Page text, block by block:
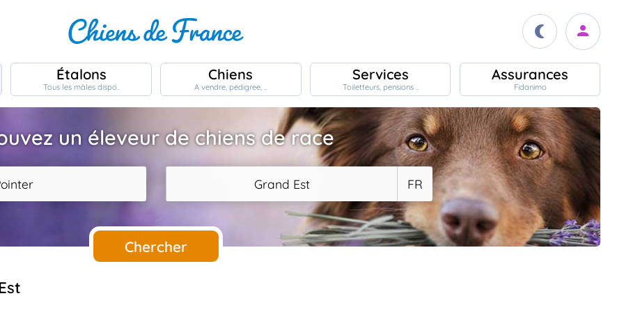
Étalons
Tous les mâles dispo..
Chiens
A vendre, pedigree, ..
Services
Toiletteurs, pensions ..
Assurances
Fidanimo
un éleveur de chiens de race
Grand Est FR
Chercher